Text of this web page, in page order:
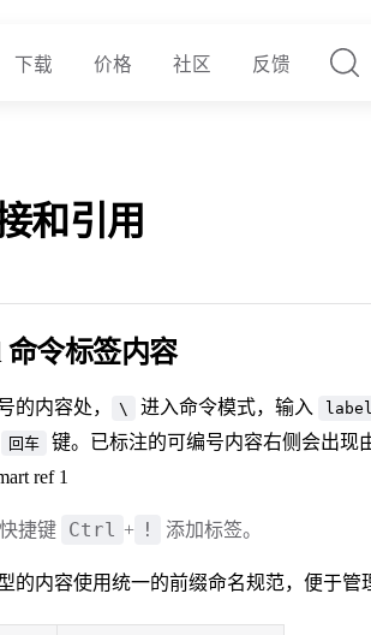
下载 价格 社区 反馈
和引用
命令标签内容
的内容处， \ 进入命令模式，输入 label
回车 键。已标注的可编号内容右侧会出现
捷键 Ctrl + ! 添加标签。
的内容使用统一的前缀命名规范，便于管